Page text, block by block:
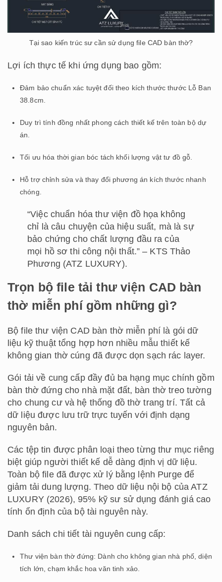
Tại sao kiến trúc sư cần sử dụng file CAD bàn thờ?
Lợi ích thực tế khi ứng dụng bao gồm:
Đảm bảo chuẩn xác tuyệt đối theo kích thước thước Lỗ Ban
38.8cm.
Duy trì tính đồng nhất phong cách thiết kế trên toàn bộ dự
án.
Tối ưu hóa thời gian bóc tách khối lượng vật tư đồ gỗ.
Hỗ trợ chỉnh sửa và thay đổi phương án kích thước nhanh
chóng.
“Việc chuẩn hóa thư viện đồ họa không
chỉ là câu chuyện của hiệu suất, mà là sự
bảo chứng cho chất lượng đầu ra của
mọi hồ sơ thi công nội thất.” – KTS Thảo
Phương (ATZ LUXURY).
Trọn bộ file tải thư viện CAD bàn
thờ miễn phí gồm những gì?
Bộ file thư viện CAD bàn thờ miễn phí là gói dữ
liệu kỹ thuật tổng hợp hơn nhiều mẫu thiết kế
không gian thờ cúng đã được dọn sạch rác layer.
Gói tải về cung cấp đầy đủ ba hạng mục chính gồm
bàn thờ đứng cho nhà mặt đất, bàn thờ treo tường
cho chung cư và hệ thống đồ thờ trang trí. Tất cả
dữ liệu được lưu trữ trực tuyến với định dạng
nguyên bản.
Các tệp tin được phân loại theo từng thư mục riêng
biệt giúp người thiết kế dễ dàng định vị dữ liệu.
Toàn bộ file đã được xử lý bằng lệnh Purge để
giảm tải dung lượng. Theo dữ liệu nội bộ của ATZ
LUXURY (2026), 95% kỹ sư sử dụng đánh giá cao
tính ổn định của bộ tài nguyên này.
Danh sách chi tiết tài nguyên cung cấp:
Thư viện bàn thờ đứng: Dành cho không gian nhà phố, diện
tích lớn, chạm khắc hoa văn tinh xảo.